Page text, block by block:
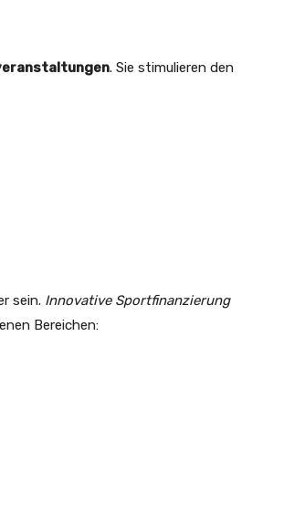
. Sie stimulieren den
sein. Innovative Sportfinanzierung
Bereichen: